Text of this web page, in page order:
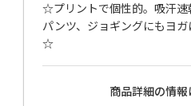
☆プリントで個性的。吸汗速
パンツ、ジョギングにもヨ
☆
商品詳細の情報